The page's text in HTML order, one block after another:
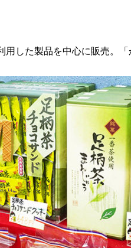
した製品を中心に販売。